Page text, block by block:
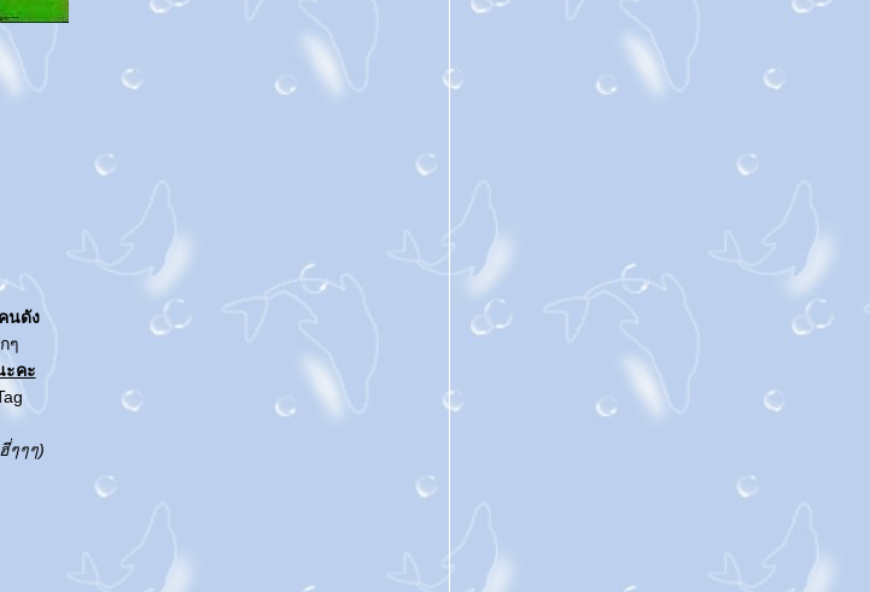
นดัง
ๆ
ะคะ
ๆๆๆ)
@... มิติมหัศจรรย์แห่งรัก ...@
@... โรคประจำปี ...@
@... บ่อน้ำตาแตกพลั่กๆ ...@
@... ชวนดู โดราเอม่อน เดอะ มูฟวี่ ...@
@... สองเรื่องควบ ...@